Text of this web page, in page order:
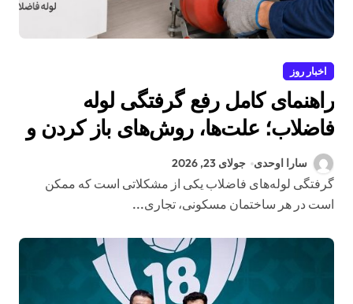
اخبار روز
راهنمای کامل رفع گرفتگی لوله
فاضلاب؛ علت‌ها، روش‌های باز کردن و
راه‌های پیشگیری
سارا اوحدی جولای 23, 2026
گرفتگی لوله‌های فاضلاب یکی از مشکلاتی است که ممکن
است در هر ساختمان مسکونی، تجاری...